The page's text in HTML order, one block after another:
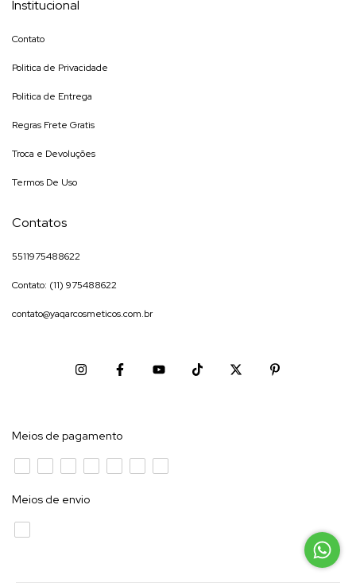
Institucional
Contato
Politica de Privacidade
Politica de Entrega
Regras Frete Gratis
Troca e Devoluções
Termos De Uso
Contatos
5511975488622
Contato: (11) 975488622
contato@yaqarcosmeticos.com.br
Meios de pagamento
Meios de envio